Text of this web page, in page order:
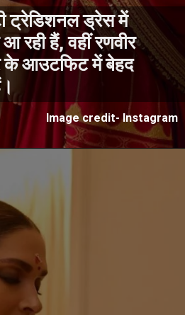
Image credit- Instagram
ट्रेडिशनल ड्रेस में
रही हैं, वहीं रणवीर
के आउटफिट में बेहद